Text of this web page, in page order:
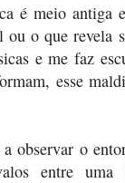
é meio antiga
ou o que revela
e me faz
esse
observar o
entre uma